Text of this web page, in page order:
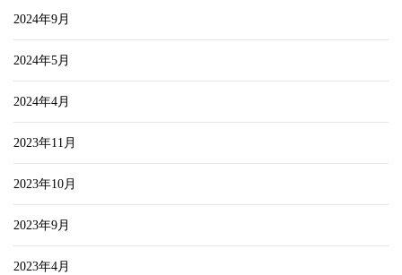
2024年9月
2024年5月
2024年4月
2023年11月
2023年10月
2023年9月
2023年4月